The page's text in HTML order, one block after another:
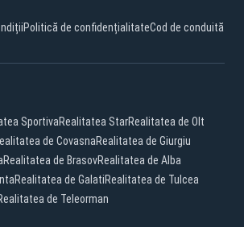
Politică de confidențialitateCod de conduită
SportivaRealitatea StarRealitatea de Olt
de CovasnaRealitatea de Giurgiu
Realitatea de BrasovRealitatea de Alba
Realitatea de GalatiRealitatea de Tulcea
de Teleorman